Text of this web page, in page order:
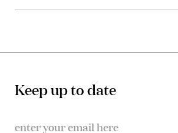
Keep up to date